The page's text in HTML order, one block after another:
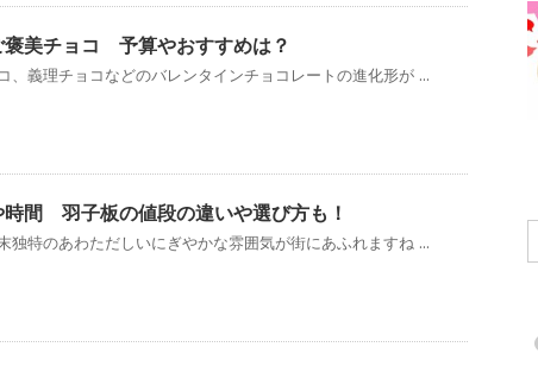
褒美チョコ 予算やおすすめは？
、義理チョコなどのバレンタインチョコレートの進化形が ...
間 羽子板の値段の違いや選び方も！
独特のあわただしいにぎやかな雰囲気が街にあふれますね ...